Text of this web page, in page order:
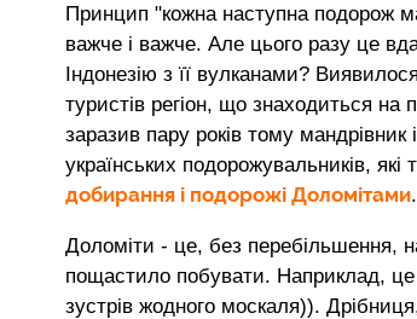
Принцип "кожна наступна подорож
важче і важче. Але цього разу це
Індонезію з її вулканами?
туристів регіон, що знаходиться на
заразив пару років тому мандрівник
українських подорожувальників,
добирання і подорожі Доломітами.
Доломіти - це, без перебільшення,
пощастило побувати. Наприклад,
зустрів жодного москаля)).